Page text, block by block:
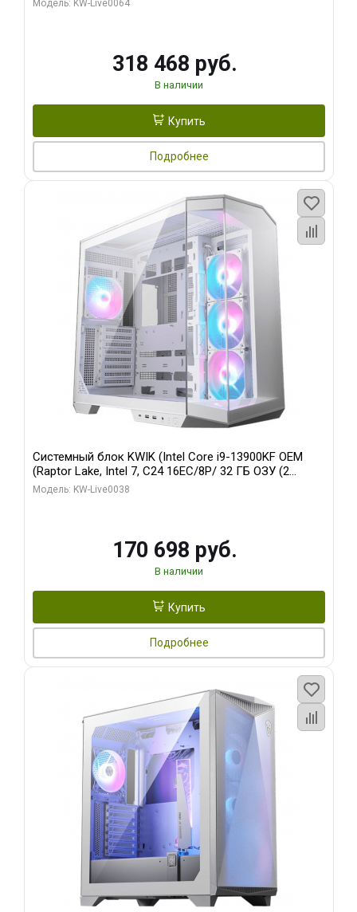
Модель: KW-Live0064
318 468 руб.
В наличии
Купить
Подробнее
Системный блок KWIK (Intel Core i9-13900KF OEM
(Raptor Lake, Intel 7, C24 16EC/8P/ 32 ГБ ОЗУ (2
модуля)/ Gigabyte RX9070XT GAMING OC 16GB GDDR6
Модель: KW-Live0038
170 698 руб.
В наличии
Купить
Подробнее